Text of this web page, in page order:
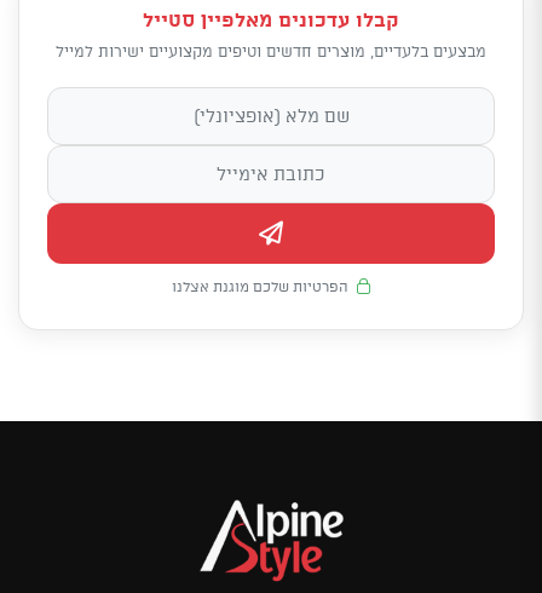
קבלו עדכונים מאלפיין סטייל
מבצעים בלעדיים, מוצרים חדשים וטיפים מקצועיים ישירות למייל
הפרטיות שלכם מוגנת אצלנו